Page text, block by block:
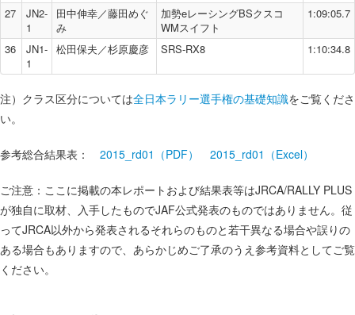
27
JN2-
1
田中伸幸／藤田めぐ
み
加勢eレーシングBSクスコ
WMスイフト
1:09:05.7
36
JN1-
1
松田保夫／杉原慶彦 SRS-RX8 1:10:34.8
注）クラス区分については全日本ラリー選手権の基礎知識をご覧くださ
い。
参考総合結果表： 2015_rd01（PDF） 2015_rd01（Excel）
ご注意：ここに掲載の本レポートおよび結果表等はJRCA/RALLY PLUS
が独自に取材、入手したものでJAF公式発表のものではありません。従
ってJRCA以外から発表されるそれらのものと若干異なる場合や誤りの
ある場合もありますので、あらかじめご了承のうえ参考資料としてご覧
ください。